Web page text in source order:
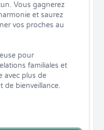
Vous gagnerez
et saurez
vos proches au
pour
familiales et
avec plus de
de bienveillance.